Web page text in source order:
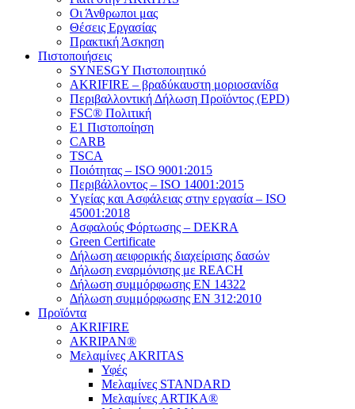
Οι Άνθρωποι μας
Θέσεις Εργασίας
Πρακτική Άσκηση
Πιστοποιήσεις
SYNESGY Πιστοποιητικό
AKRIFIRE – βραδύκαυστη μοριοσανίδα
Περιβαλλοντική Δήλωση Προϊόντος (EPD)
FSC® Πολιτική
E1 Πιστοποίηση
CARB
TSCA
Πoιότητας – ISO 9001:2015
Περιβάλλοντος – ISO 14001:2015
Yγείας και Ασφάλειας στην εργασία – ISO
45001:2018
Ασφαλούς Φόρτωσης – DEKRA
Green Certificate
Δήλωση αειφορικής διαχείρισης δασών
Δήλωση εναρμόνισης με REACH
Δήλωση συμμόρφωσης EN 14322
Δήλωση συμμόρφωσης EN 312:2010
Προϊόντα
AKRIFIRE
AKRIPAN®
Μελαμίνες AKRITAS
Υφές
Μελαμίνες STANDARD
Μελαμίνες ARTIKA®